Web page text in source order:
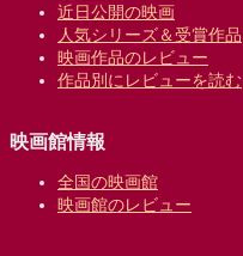
近日公開の映画
人気シリーズ＆受賞作品
映画作品のレビュー
作品別にレビューを読む
映画館情報
全国の映画館
映画館のレビュー